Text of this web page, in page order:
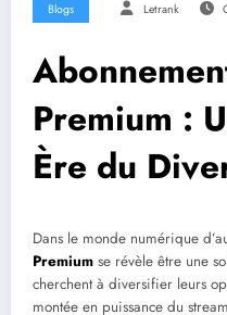
Blogs Letrank
Premium :
Ère du
Dans le monde numérique
Premium se révèle être une
cherchent à diversifier leurs
montée en puissance du